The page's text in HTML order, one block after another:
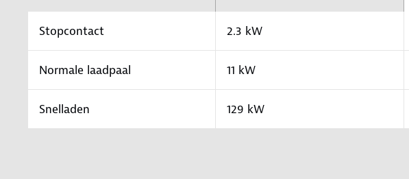
Stopcontact 2.3 kW
Normale laadpaal 11 kW
Snelladen 129 kW